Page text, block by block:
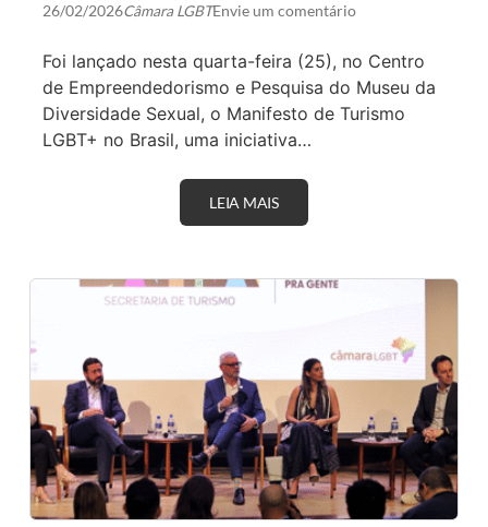
26/02/2026Câmara LGBTEnvie um comentário
Foi lançado nesta quarta-feira (25), no Centro
de Empreendedorismo e Pesquisa do Museu da
Diversidade Sexual, o Manifesto de Turismo
LGBT+ no Brasil, uma iniciativa…
LEIA MAISL
M
D
O
M
A
N
I
F
E
S